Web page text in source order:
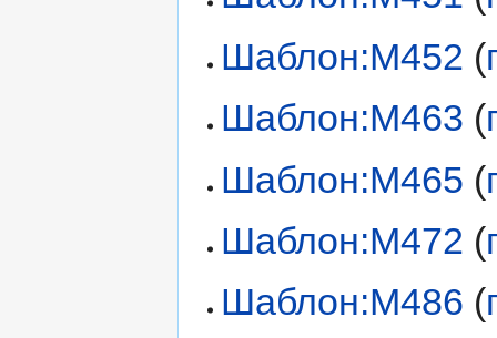
Шаблон:M452 (
Шаблон:M463 (
Шаблон:M465 (
Шаблон:M472 (
Шаблон:M486 (